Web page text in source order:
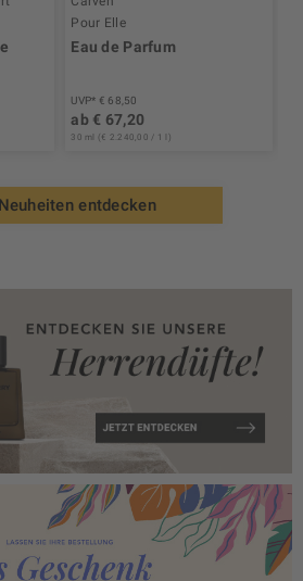
Pour Elle
Eau de Parfum
UVP* € 68,50
ab € 67,20
30 ml (€ 2.240,00 / 1 l)
entdecken